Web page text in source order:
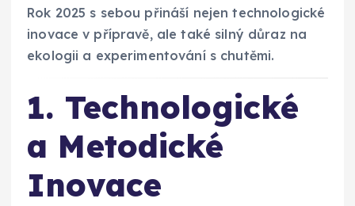
Rok 2025 s sebou přináší nejen technologické
inovace v přípravě, ale také silný důraz na
ekologii a experimentování s chutěmi.
1. Technologické
a Metodické
Inovace